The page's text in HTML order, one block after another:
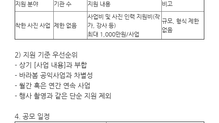
지원 분야 기관 수 지원 내용 비고
착한 사진 사업 제한 없음
사업비 및 사진 인력 지원비(작
가, 강사 등)
최대 1,000만원/사업
규모, 형식 제한
없음
2) 지원 기준 우선순위
- 상기 [사업 내용]과 부합
- 바라봄 공익사업과 차별성
- 월간 혹은 연간 연속 사업
- 행사 촬영과 같은 단순 지원 제외
4. 공모 일정